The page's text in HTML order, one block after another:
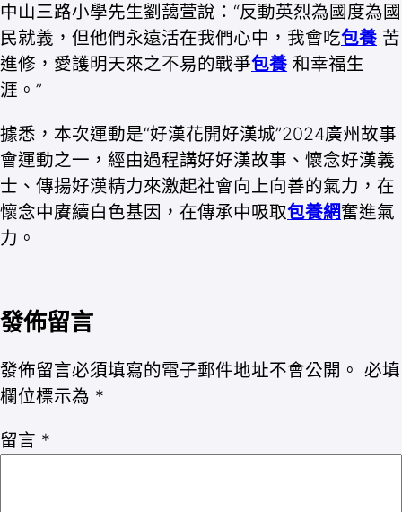
中山三路小學先生劉藹萱說：“反動英烈為國度為國
民就義，但他們永遠活在我們心中，我會吃包養 苦
進修，愛護明天來之不易的戰爭包養 和幸福生
涯。”
據悉，本次運動是“好漢花開好漢城”2024廣州故事
會運動之一，經由過程講好好漢故事、懷念好漢義
士、傳揚好漢精力來激起社會向上向善的氣力，在
懷念中賡續白色基因，在傳承中吸取包養網奮進氣
力。
發佈留言
發佈留言必須填寫的電子郵件地址不會公開。 必填
欄位標示為 *
留言 *